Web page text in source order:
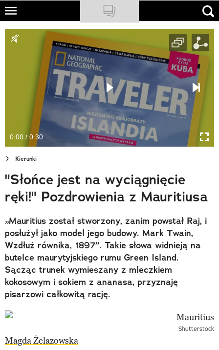
Skip
main
NATIONAL GEOGRAPHIC
TRAVELER
PODCASTY
Newsletter
Cuda Polski
Wielki Konkurs Fotograficzny
Trendbook Podróżniczy
Polecane
0:00 / 0:30
Kierunki
"Słońce jest na wyciągnięcie
ręki!" Pozdrowienia z Mauritiusa
„Mauritius został stworzony, zanim powstał Raj, i
posłużył jako model jego budowy. Mark Twain,
Wzdłuż równika, 1897”. Takie słowa widnieją na
butelce maurytyjskiego rumu Green Island.
Sącząc trunek wymieszany z mleczkiem
kokosowym i sokiem z ananasa, przyznaję
pisarzowi całkowitą rację.
Shutterstock
Magda Żelazowska